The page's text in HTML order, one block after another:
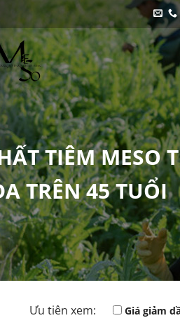
TIÊM MESO
TRÊN 45 TUỔI
Ưu tiên xem: Giá giảm